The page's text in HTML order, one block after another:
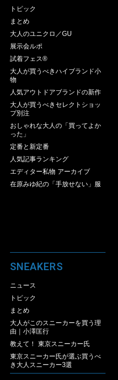
トピック
まとめ
大人のユニクロ／GU
展示会ルポ
試着フェス®︎
大人が買うべきハイブランド小
物
人気アウトドアブランドの新作
大人が買うべきセレクトショッ
プ別注
おしゃれな大人の「買ってよか
った」
定番と新定番
人気記事ランキング
エディター私物 アーカイブ
在原みゆ紀の「手放せない」服
SNEAKERS
ニュース
トピック
まとめ
大人がこのスニーカーを買う理
由｜小澤匡行
教えて！ 東京スニーカー氏
東京スニーカー氏が選ぶ買うべ
き大人スニーカー3選